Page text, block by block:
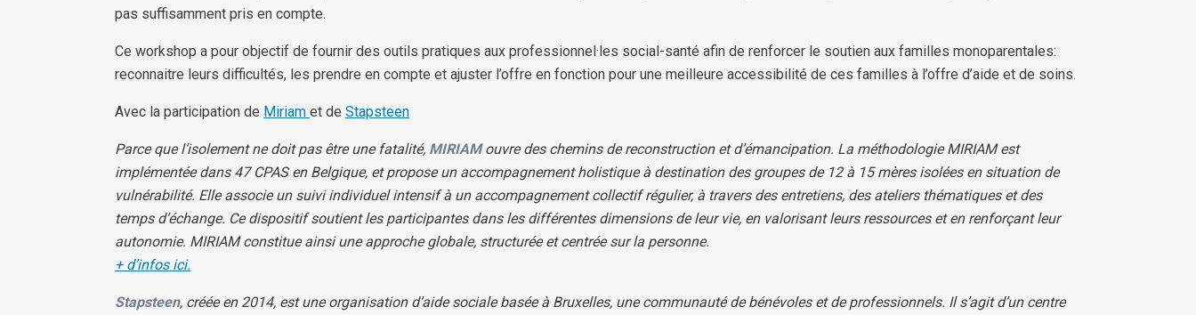
pas suffisamment pris en compte.
Ce workshop a pour objectif de fournir des outils pratiques aux professionnel·les social-santé afin de renforcer le soutien aux familles monoparentales:
reconnaitre leurs difficultés, les prendre en compte et ajuster l’offre en fonction pour une meilleure accessibilité de ces familles à l’offre d’aide et de soins.
Avec la participation de Miriam et de Stapsteen
Parce que l’isolement ne doit pas être une fatalité, MIRIAMouvre des chemins de reconstruction et d’émancipation. La méthodologie MIRIAM est
implémentée dans 47 CPAS en Belgique, et propose un accompagnement holistique à destination des groupes de 12 à 15 mères isolées en situation de
vulnérabilité. Elle associe un suivi individuel intensif à un accompagnement collectif régulier, à travers des entretiens, des ateliers thématiques et des
temps d’échange. Ce dispositif soutient les participantes dans les différentes dimensions de leur vie, en valorisant leurs ressources et en renforçant leur
autonomie. MIRIAM constitue ainsi une approche globale, structurée et centrée sur la personne.
+ d’infos ici.
Stapsteen, créée en 2014, est une organisation d’aide sociale basée à Bruxelles, une communauté de bénévoles et de professionnels. Il s’agit d’un centre